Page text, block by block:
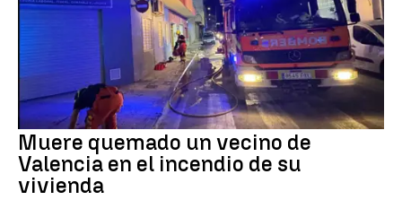
Muere quemado un vecino de
Valencia en el incendio de su
vivienda